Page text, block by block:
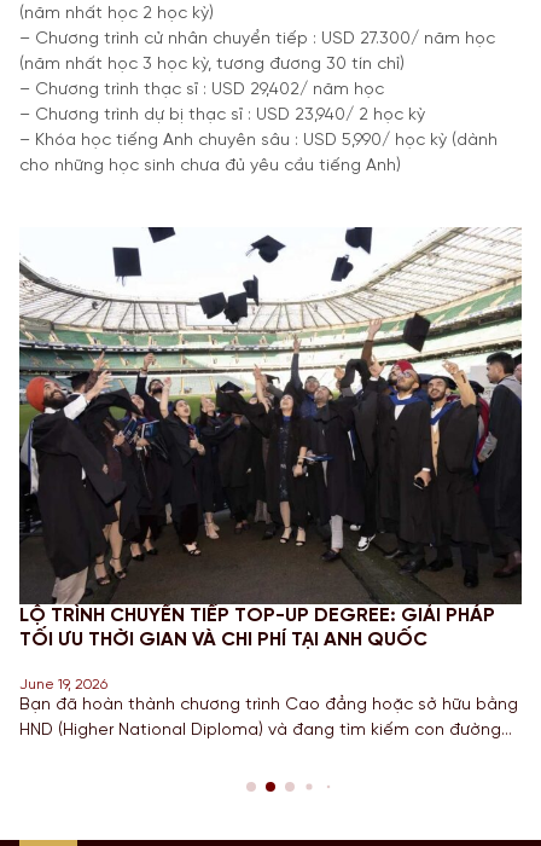
(năm nhất học 2 học kỳ)
– Chương trình cử nhân chuyển tiếp : USD 27.300/ năm học
(năm nhất học 3 học kỳ, tương đương 30 tín chỉ)
– Chương trình thạc sĩ : USD 29,402/ năm học
– Chương trình dự bị thạc sĩ : USD 23,940/ 2 học kỳ
– Khóa học tiếng Anh chuyên sâu : USD 5,990/ học kỳ (dành
cho những học sinh chưa đủ yêu cầu tiếng Anh)
LỘ TRÌNH CHUYỂN TIẾP TOP-UP DEGREE: GIẢI PHÁP
TỐI ƯU THỜI GIAN VÀ CHI PHÍ TẠI ANH QUỐC
June 19, 2026
Bạn đã hoàn thành chương trình Cao đẳng hoặc sở hữu bằng
HND (Higher National Diploma) và đang tìm kiếm con đường
Quốc gia có nền giáo dục hàng đầu? Lộ trình chuyển tiếp